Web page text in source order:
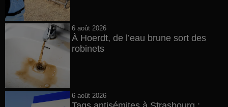
6 août 2026
À Hoerdt, de l’eau brune sort des
robinets
6 août 2026